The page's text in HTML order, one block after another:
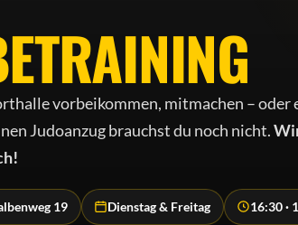
vorbeikommen, mitmachen – oder
Judo­anzug brauchst du noch nicht.
19 Dienstag & Freitag 16:30 ·